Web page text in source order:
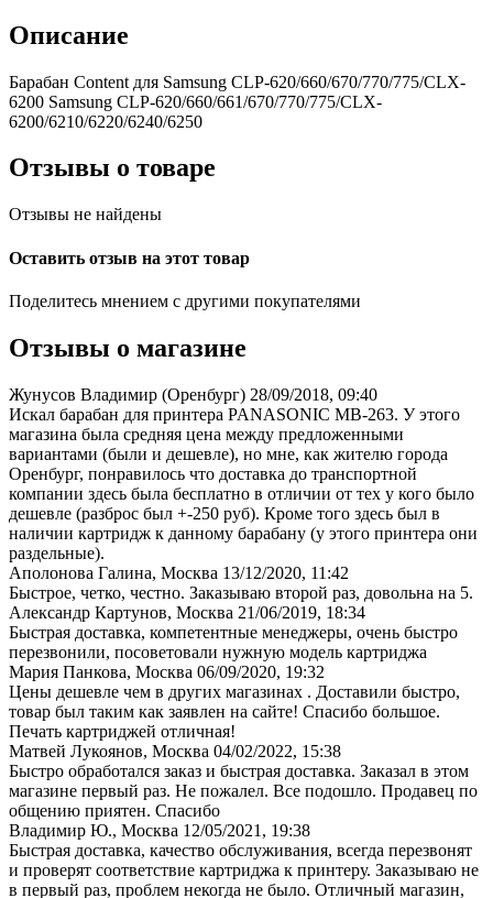
Описание
Барабан Content для Samsung CLP-620/660/670/770/775/CLX-
6200 Samsung CLP-620/660/661/670/770/775/CLX-
6200/6210/6220/6240/6250
Отзывы о товаре
Отзывы не найдены
Оставить отзыв на этот товар
Поделитесь мнением с другими покупателями
Отзывы о магазине
Жунусов Владимир (Оренбург) 28/09/2018, 09:40
Искал барабан для принтера PANASONIC MB-263. У этого
магазина была средняя цена между предложенными
вариантами (были и дешевле), но мне, как жителю города
Оренбург, понравилось что доставка до транспортной
компании здесь была бесплатно в отличии от тех у кого было
дешевле (разброс был +-250 руб). Кроме того здесь был в
наличии картридж к данному барабану (у этого принтера они
раздельные).
Аполонова Галина, Москва 13/12/2020, 11:42
Быстрое, четко, честно. Заказываю второй раз, довольна на 5.
Александр Картунов, Москва 21/06/2019, 18:34
Быстрая доставка, компетентные менеджеры, очень быстро
перезвонили, посоветовали нужную модель картриджа
Мария Панкова, Москва 06/09/2020, 19:32
Цены дешевле чем в других магазинах . Доставили быстро,
товар был таким как заявлен на сайте! Спасибо большое.
Печать картриджей отличная!
Матвей Лукоянов, Москва 04/02/2022, 15:38
Быстро обработался заказ и быстрая доставка. Заказал в этом
магазине первый раз. Не пожалел. Все подошло. Продавец по
общению приятен. Спасибо
Владимир Ю., Москва 12/05/2021, 19:38
Быстрая доставка, качество обслуживания, всегда перезвонят
и проверят соответствие картриджа к принтеру. Заказываю не
в первый раз, проблем некогда не было. Отличный магазин,